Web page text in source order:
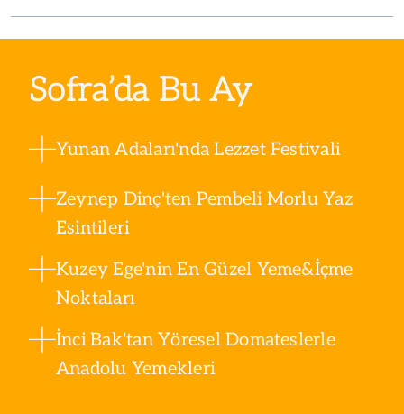
Sofra’da Bu Ay
Yunan Adaları'nda Lezzet Festivali
Zeynep Dinç'ten Pembeli Morlu Yaz
Esintileri
Kuzey Ege'nin En Güzel Yeme&İçme
Noktaları
İnci Bak'tan Yöresel Domateslerle
Anadolu Yemekleri